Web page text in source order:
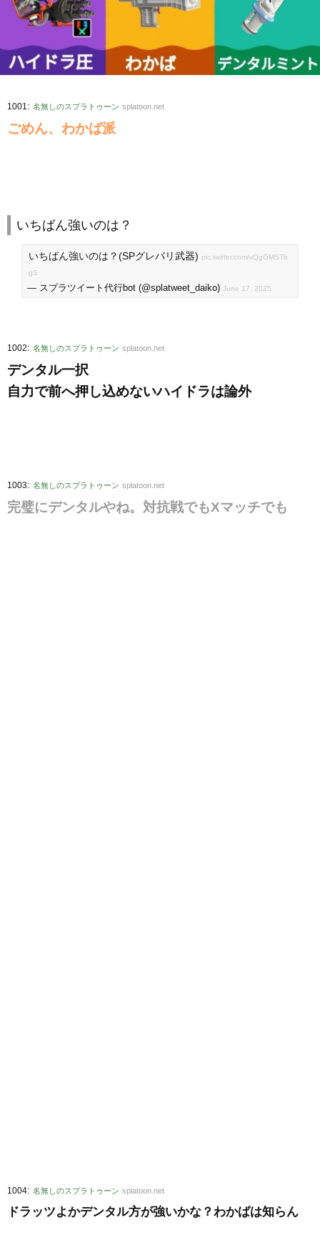
1001: 名無しのスプラトゥーン splatoon.net
ごめん、わかば派
いちばん強いのは？
いちばん強いのは？(SPグレバリ武器) pic.twitter.com/vQgGMSTb
gS
— スプラツイート代行bot (@splatweet_daiko) June 17, 2025
1002: 名無しのスプラトゥーン splatoon.net
デンタル一択
自力で前へ押し込めないハイドラは論外
1003: 名無しのスプラトゥーン splatoon.net
完璧にデンタルやね。対抗戦でもXマッチでも
1004: 名無しのスプラトゥーン splatoon.net
ドラッツよかデンタル方が強いかな？わかばは知らん